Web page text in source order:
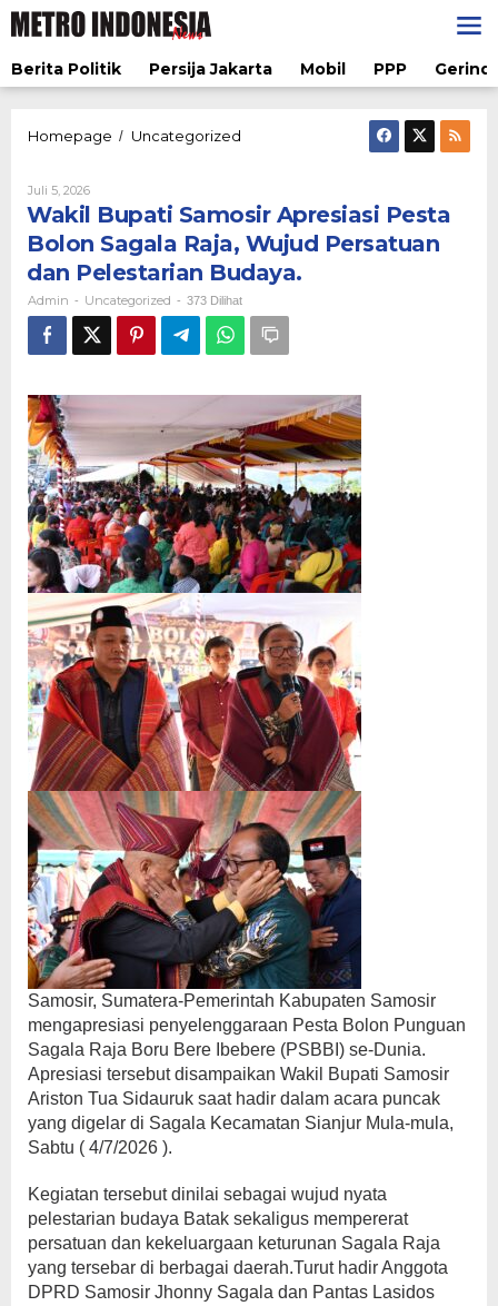
Lewati
ke
Berita Politik
Persija Jakarta Mobil PPP
Homepage / Uncategorized
Pesta
Bolon
Sagala
Raja,
Wujud
Persatuan
dan
Pelestarian
Juli 5, 2026Oleh
Admin
Wakil Bupati Samosir Apresiasi Pesta
Bolon Sagala Raja, Wujud Persatuan
dan Pelestarian Budaya.
Admin - Uncategorized - 373 Dilihat
Samosir, Sumatera-Pemerintah Kabupaten Samosir
mengapresiasi penyelenggaraan Pesta Bolon Punguan
Sagala Raja Boru Bere Ibebere (PSBBI) se-Dunia.
Apresiasi tersebut disampaikan Wakil Bupati Samosir
Ariston Tua Sidauruk saat hadir dalam acara puncak
yang digelar di Sagala Kecamatan Sianjur Mula-mula,
Sabtu ( 4/7/2026 ).
Kegiatan tersebut dinilai sebagai wujud nyata
pelestarian budaya Batak sekaligus mempererat
persatuan dan kekeluargaan keturunan Sagala Raja
yang tersebar di berbagai daerah.Turut hadir Anggota
DPRD Samosir Jhonny Sagala dan Pantas Lasidos